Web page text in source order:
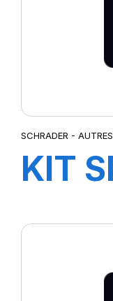
SCHRADER -
KIT